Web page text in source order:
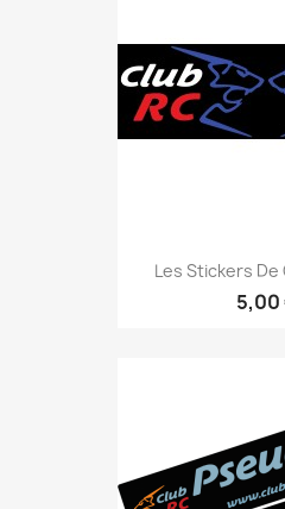
Les Stickers
5,00